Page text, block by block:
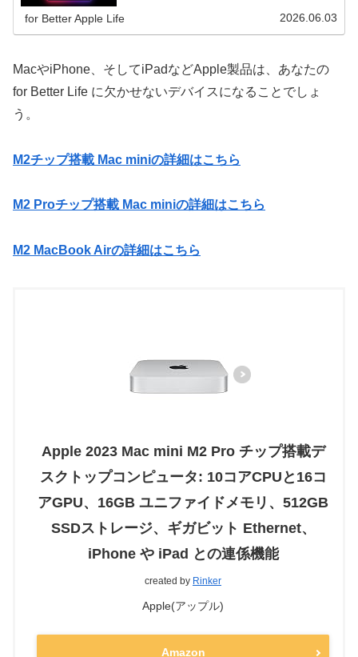
for Better Apple Life 2026.06.03
MacやiPhone、そしてiPadなどApple製品は、あなたの
for Better Life に欠かせないデバイスになることでしょ
う。
M2チップ搭載 Mac miniの詳細はこちら
M2 Proチップ搭載 Mac miniの詳細はこちら
M2 MacBook Airの詳細はこちら
Apple 2023 Mac mini M2 Pro チップ搭載デ
スクトップコンピュータ: 10コアCPUと16コ
アGPU、16GB ユニファイドメモリ、512GB
SSDストレージ、ギガビット Ethernet、
iPhone や iPad との連係機能
created by Rinker
Apple(アップル)
Amazon